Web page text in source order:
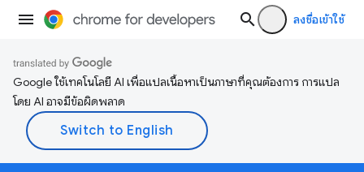
ลงชื่อเข้าใช้
Google ใช้เทคโนโลยี AI เพื่อแปลเนื้อหาเป็นภาษาที่คุณต้องการ การแปล
โดย AI อาจมีข้อผิดพลาด